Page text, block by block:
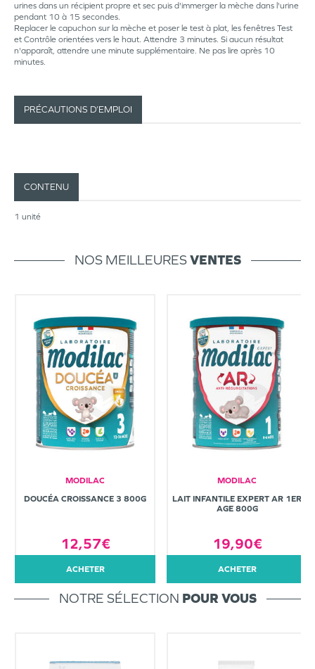
urines dans un récipient propre et sec puis d'immerger la mèche dans l'urine
pendant 10 à 15 secondes.
Replacer le capuchon sur la mèche et poser le test à plat, les fenêtres Test
et Contrôle orientées vers le haut. Attendre 3 minutes. Si aucun résultat
n'apparaît, attendre une minute supplémentaire. Ne pas lire après 10
minutes.
PRÉCAUTIONS D’EMPLOI
CONTENU
1 unité
NOS MEILLEURESVENTES
MODILAC
DOUCÉA CROISSANCE 3 800G
12,57€
ACHETER
MODILAC
LAIT INFANTILE EXPERT AR 1ER
AGE 800G
19,90€
ACHETER
NOTRE SÉLECTION POUR VOUS